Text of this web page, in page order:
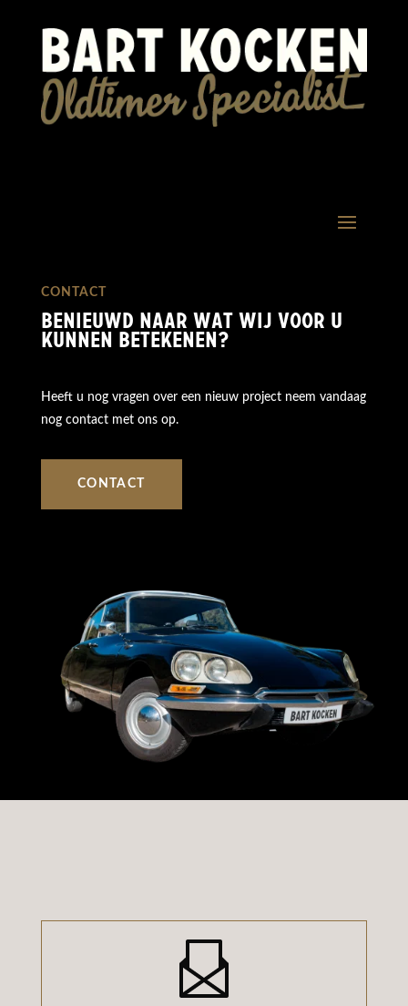
CONTACT
Benieuwd naar wat wij voor u
kunnen betekenen?
Heeft u nog vragen over een nieuw project neem vandaag
nog contact met ons op.
CONTACT